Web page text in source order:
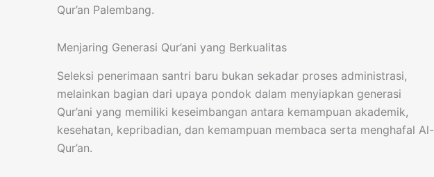
Qur’an Palembang.
Menjaring Generasi Qur’ani yang Berkualitas
Seleksi penerimaan santri baru bukan sekadar proses administrasi,
melainkan bagian dari upaya pondok dalam menyiapkan generasi
Qur’ani yang memiliki keseimbangan antara kemampuan akademik,
kesehatan, kepribadian, dan kemampuan membaca serta menghafal Al-
Qur’an.